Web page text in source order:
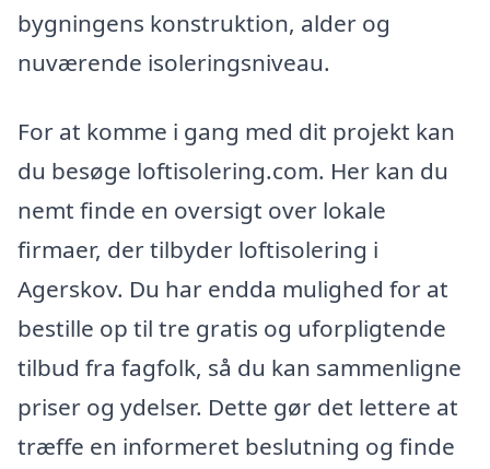
bygningens konstruktion, alder og
nuværende isoleringsniveau.
For at komme i gang med dit projekt kan
du besøge loftisolering.com. Her kan du
nemt finde en oversigt over lokale
firmaer, der tilbyder loftisolering i
Agerskov. Du har endda mulighed for at
bestille op til tre gratis og uforpligtende
tilbud fra fagfolk, så du kan sammenligne
priser og ydelser. Dette gør det lettere at
træffe en informeret beslutning og finde